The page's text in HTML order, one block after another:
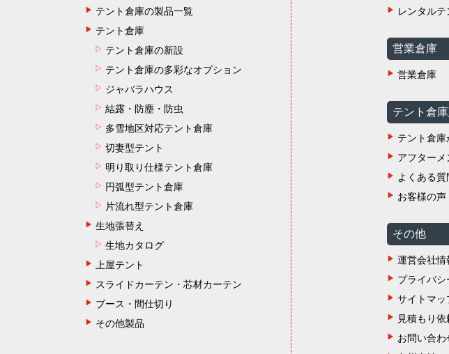
テント倉庫の製品一覧
テント倉庫
テント倉庫の新設
テント倉庫の多彩なオプション
ジャバラハウス
結露・防塵・防虫
多雪地区対応テント倉庫
切妻型テント
明り取り仕様テント倉庫
円弧型テント倉庫
片流れ型テント倉庫
生地張替え
生地カタログ
上屋テント
スライドカーテン・芯材カーテン
ブース・間仕切り
その他製品
レンタル
営業倉庫
営業倉庫
テント倉
テント倉
アフターメ
よくある質
お客様の声
その他
運営会社情
プライバシ
サイトマッ
見積もり依
お問い合わ